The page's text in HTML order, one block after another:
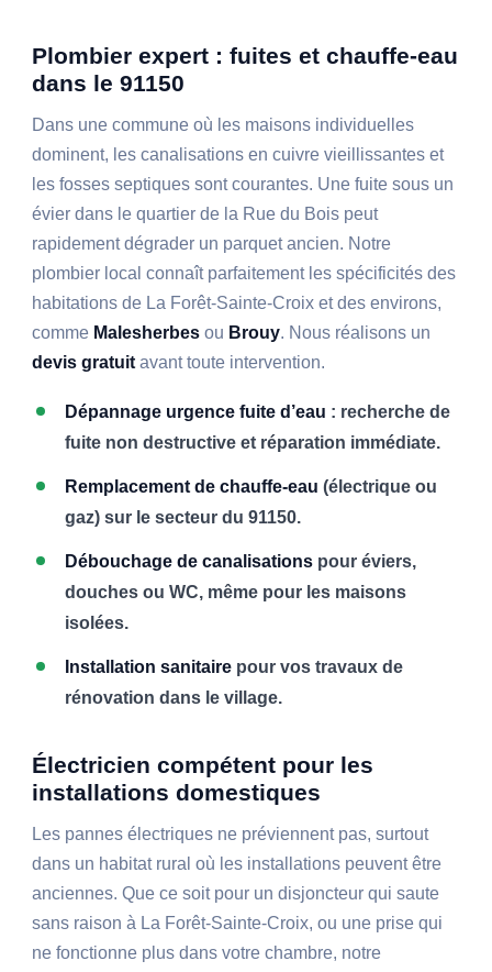
Plombier expert : fuites et chauffe-eau
dans le 91150
Dans une commune où les maisons individuelles
dominent, les canalisations en cuivre vieillissantes et
les fosses septiques sont courantes. Une fuite sous un
évier dans le quartier de la Rue du Bois peut
rapidement dégrader un parquet ancien. Notre
plombier local connaît parfaitement les spécificités des
habitations de La Forêt-Sainte-Croix et des environs,
comme Malesherbes ou Brouy. Nous réalisons un
devis gratuitavant toute intervention.
Dépannage urgence fuite d’eau : recherche de
fuite non destructive et réparation immédiate.
Remplacement de chauffe-eau (électrique ou
gaz) sur le secteur du 91150.
Débouchage de canalisations pour éviers,
douches ou WC, même pour les maisons
isolées.
Installation sanitaire pour vos travaux de
rénovation dans le village.
Électricien compétent pour les
installations domestiques
Les pannes électriques ne préviennent pas, surtout
dans un habitat rural où les installations peuvent être
anciennes. Que ce soit pour un disjoncteur qui saute
sans raison à La Forêt-Sainte-Croix, ou une prise qui
ne fonctionne plus dans votre chambre, notre